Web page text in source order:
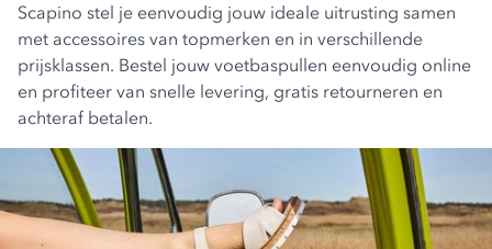
Scapino stel je eenvoudig jouw ideale uitrusting samen
met accessoires van topmerken en in verschillende
prijsklassen. Bestel jouw voetbaspullen eenvoudig online
en profiteer van snelle levering, gratis retourneren en
achteraf betalen.